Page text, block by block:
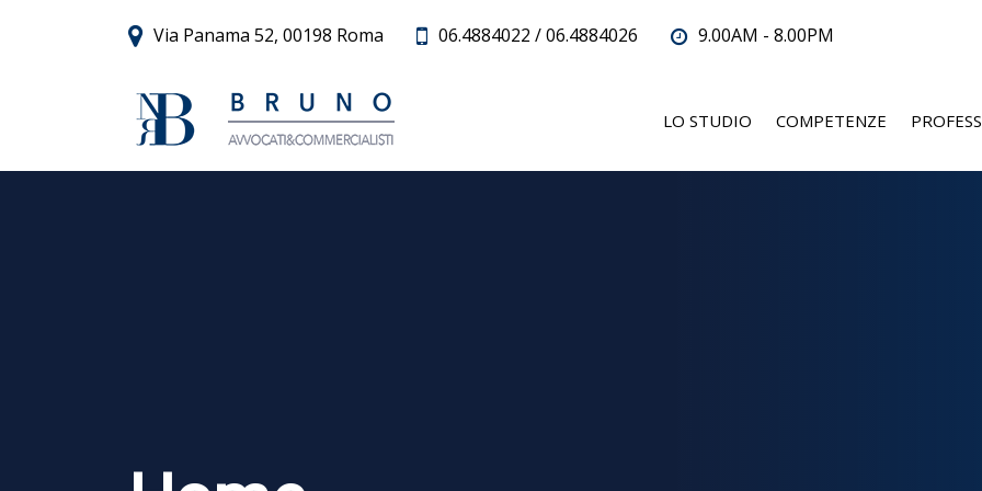
Via Panama 52, 00198 Roma 06.4884022 / 06.4884026 9.00AM - 8.00PM
LO STUDIO COMPETENZE